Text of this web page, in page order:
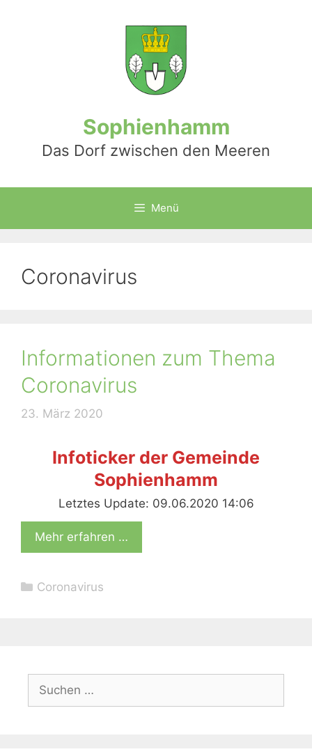
Sophienhamm
Das Dorf zwischen den Meeren
Menü
Coronavirus
Informationen zum Thema
Coronavirus
23. März 2020
Infoticker der Gemeinde
Sophienhamm
Letztes Update: 09.06.2020 14:06
Mehr erfahren …
Kategorien
Coronavirus
Suchen
nach: